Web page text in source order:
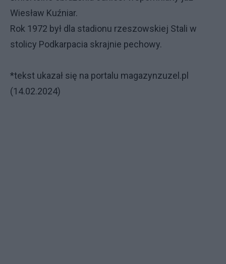
Wiesław Kuźniar.
Rok 1972 był dla stadionu rzeszowskiej Stali w
stolicy Podkarpacia skrajnie pechowy.
*tekst ukazał się na portalu magazynzuzel.pl
(14.02.2024)